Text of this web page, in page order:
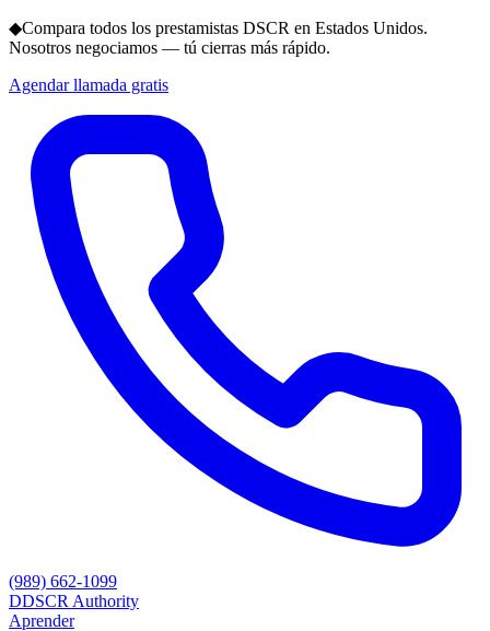
◆Compara todos los prestamistas DSCR en Estados Unidos.
Nosotros negociamos — tú cierras más rápido.
Agendar llamada gratis
(989) 662-1099
DDSCR Authority
Aprender